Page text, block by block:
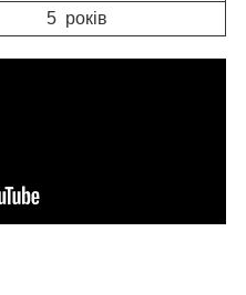
5 років